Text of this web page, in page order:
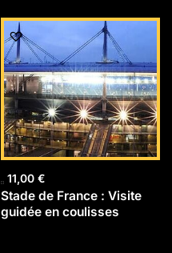
11,00 €
Stade de France : Visite
guidée en coulisses